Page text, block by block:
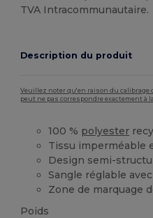
TVA Intracommunautaire.
Description du produit
Veuillez noter qu'en raison du calibrage
peut ne pas correspondre exactement à
100 % polyester
Tissu imperméable
Design semi-
Sangle réglable
Zone de marquage
Poids